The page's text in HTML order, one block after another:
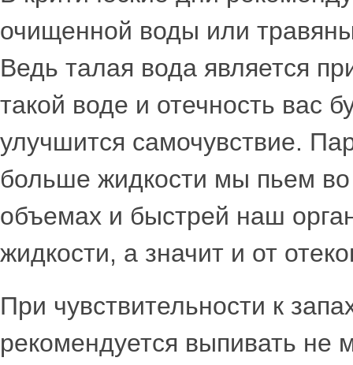
очищенной воды или
Ведь талая вода является
такой воде и отечность вас
улучшится самочувствие.
больше жидкости мы пьем
объемах и быстрей наш
жидкости, а значит и от
При чувствительности к
рекомендуется выпивать не